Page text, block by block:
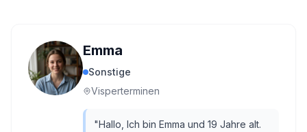
Emma
Sonstige
Visperterminen
"Hallo, Ich bin Emma und 19 Jahre alt.